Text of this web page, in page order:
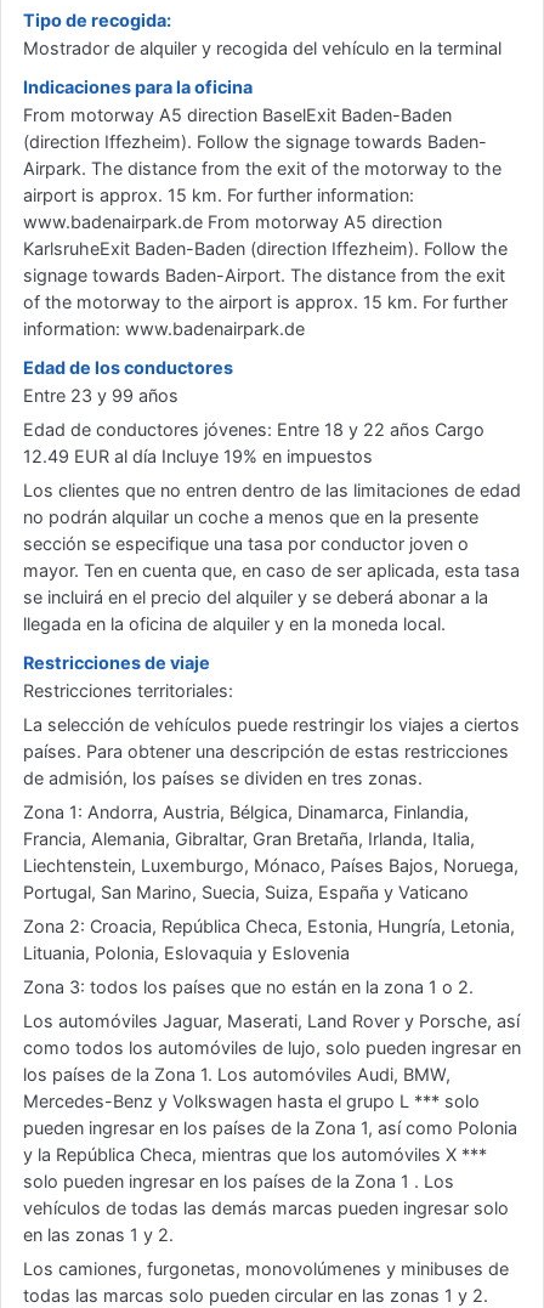
Tipo de recogida:
Mostrador de alquiler y recogida del vehículo en la terminal
Indicaciones para la oficina
From motorway A5 direction BaselExit Baden-Baden
(direction Iffezheim). Follow the signage towards Baden-
Airpark. The distance from the exit of the motorway to the
airport is approx. 15 km. For further information:
www.badenairpark.de From motorway A5 direction
KarlsruheExit Baden-Baden (direction Iffezheim). Follow the
signage towards Baden-Airport. The distance from the exit
of the motorway to the airport is approx. 15 km. For further
information: www.badenairpark.de
Edad de los conductores
Entre 23 y 99 años
Edad de conductores jóvenes: Entre 18 y 22 años Cargo
12.49 EUR al día Incluye 19% en impuestos
Los clientes que no entren dentro de las limitaciones de edad
no podrán alquilar un coche a menos que en la presente
sección se especifique una tasa por conductor joven o
mayor. Ten en cuenta que, en caso de ser aplicada, esta tasa
se incluirá en el precio del alquiler y se deberá abonar a la
llegada en la oficina de alquiler y en la moneda local.
Restricciones de viaje
Restricciones territoriales:
La selección de vehículos puede restringir los viajes a ciertos
países. Para obtener una descripción de estas restricciones
de admisión, los países se dividen en tres zonas.
Zona 1: Andorra, Austria, Bélgica, Dinamarca, Finlandia,
Francia, Alemania, Gibraltar, Gran Bretaña, Irlanda, Italia,
Liechtenstein, Luxemburgo, Mónaco, Países Bajos, Noruega,
Portugal, San Marino, Suecia, Suiza, España y Vaticano
Zona 2: Croacia, República Checa, Estonia, Hungría, Letonia,
Lituania, Polonia, Eslovaquia y Eslovenia
Zona 3: todos los países que no están en la zona 1 o 2.
Los automóviles Jaguar, Maserati, Land Rover y Porsche, así
como todos los automóviles de lujo, solo pueden ingresar en
los países de la Zona 1. Los automóviles Audi, BMW,
Mercedes-Benz y Volkswagen hasta el grupo L *** solo
pueden ingresar en los países de la Zona 1, así como Polonia
y la República Checa, mientras que los automóviles X ***
solo pueden ingresar en los países de la Zona 1 . Los
vehículos de todas las demás marcas pueden ingresar solo
en las zonas 1 y 2.
Los camiones, furgonetas, monovolúmenes y minibuses de
todas las marcas solo pueden circular en las zonas 1 y 2.